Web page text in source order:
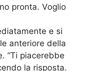
pronta. Voglio
e si
anteriore della
“Ti piacerebbe
la risposta.